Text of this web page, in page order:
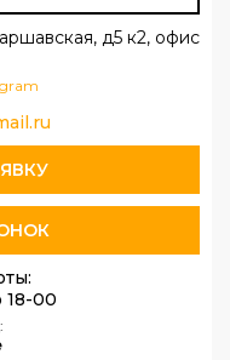
д5 к2, офис
18-00